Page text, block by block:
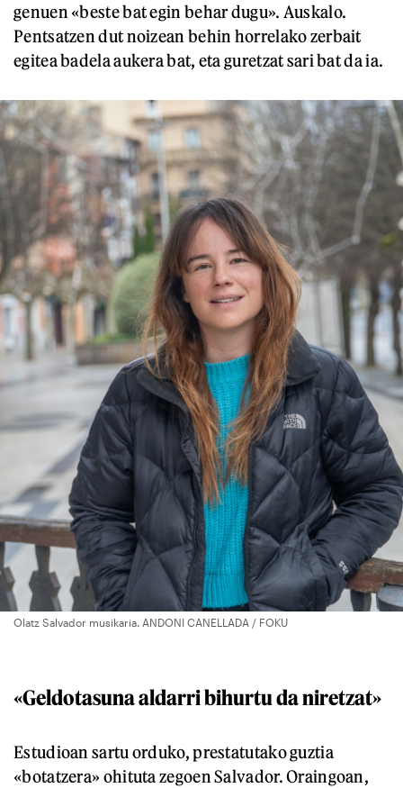
genuen «beste bat egin behar dugu». Auskalo.
Pentsatzen dut noizean behin horrelako zerbait
egitea badela aukera bat, eta guretzat sari bat da ia.
Olatz Salvador musikaria. ANDONI CANELLADA / FOKU
«Geldotasuna aldarri bihurtu da niretzat»
Estudioan sartu orduko, prestatutako guztia
«botatzera» ohituta zegoen Salvador. Oraingoan,